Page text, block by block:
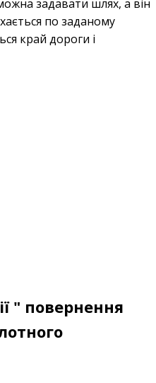
задавати шлях, а він
по заданому
край дороги і
" повернення